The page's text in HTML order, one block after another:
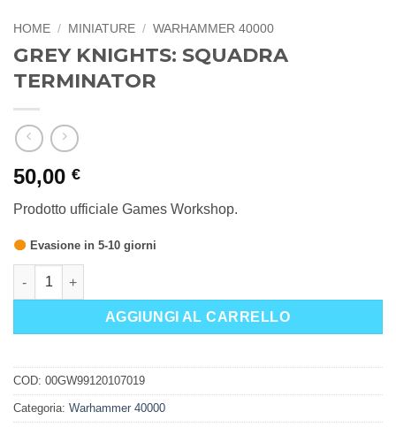
HOME / MINIATURE / WARHAMMER 40000
GREY KNIGHTS: SQUADRA
TERMINATOR
50,00 €
Prodotto ufficiale Games Workshop.
Evasione in 5-10 giorni
GREY KNIGHTS: SQUADRA TERMINATOR quantità
AGGIUNGI AL CARRELLO
COD: 00GW99120107019
Categoria: Warhammer 40000